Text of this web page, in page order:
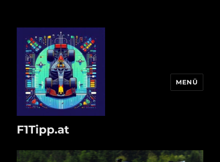
F1Tipp.at
MENÜ